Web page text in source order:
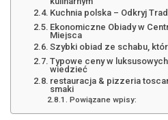
Kuchnia polska – Odkryj
Ekonomiczne Obiady w
Miejsca
Szybki obiad ze schabu,
Typowe ceny w
wiedzieć
restauracja & pizzeria
smaki
Powiązane wpisy: